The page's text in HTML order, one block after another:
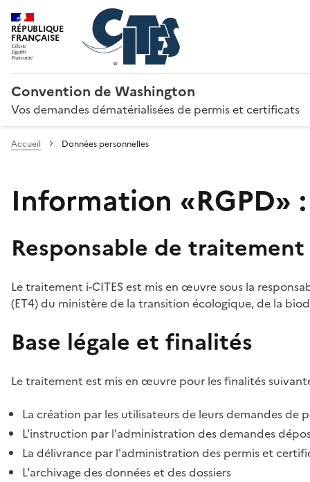
RÉPUBLIQUE
FRANÇAISE
Convention de Washington
Vos demandes dématérialisées de permis et certificats
Accueil Données personnelles
Information «RGPD»
Responsable de traitement
Le traitement i-CITES est mis en œuvre sous la
(ET4) du ministère de la transition écologique, de la
Base légale et finalités
Le traitement est mis en œuvre pour les finalités
La création par les utilisateurs de leurs demandes
L'instruction par l'administration des demandes
La délivrance par l'administration des permis et
L'archivage des données et des dossiers